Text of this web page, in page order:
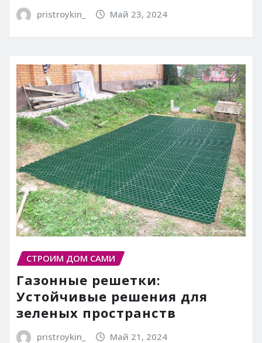
pristroykin_ Май 23, 2024
СТРОИМ ДОМ САМИ
Газонные решетки:
Устойчивые решения для
зеленых пространств
pristroykin_ Май 21, 2024